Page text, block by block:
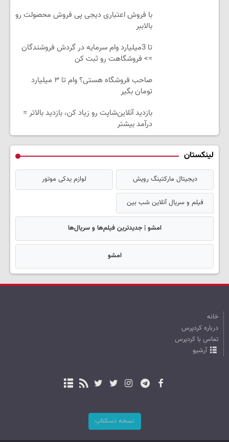
با فروش اعتباری دیجی پی فروش محصولت رو
بالاببر
تا 3میلیارد وام سرمایه در گردش فروشندگان
=> فروشگاهت رو ثبت کن
صاحب فروشگاه هستی؟ وام تا ۳ میلیارد
تومان بگیر
بازدید آنلاین‌شاپت رو زیاد کن، بازدید بالاتر =
درآمد بیشتر
لینکستان
دیجیتال مارکتینگ رویش لوازم یدکی موتور
فیلم و سریال آنلاین شب بین
امشو | جدیدترین فیلم‌ها و سریال‌ها
امشو
خانه
درباره کردپرس
تماس با کردپرس
آرشیو
نسخه دسکتاپ